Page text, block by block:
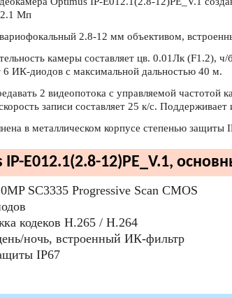
2.1 Мп
2.8-12 мм объективом,
камеры составляет цв. 0.01Лк (F1.2),
6 ИК-диодов с максимальной дальностью 40 м.
2 видеопотока с управляемой
записи составляет 25 к/с.
в металлическом корпусе степенью защиты
E012.1(2.8-12)PE_V.1,
SC3335 Progressive Scan CMOS
кодеков H.265 / H.264
ночь, встроенный ИК-фильтр
IР67